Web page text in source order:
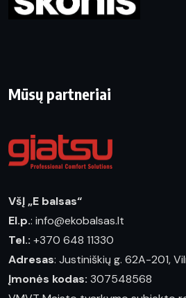
Mūsų partneriai
VšĮ „E balsas“
El.p.: info@ekobalsas.lt
Tel.: +370 648 11330
Adresas: Justiniškių g. 62A-201,
Įmonės kodas: 307548568